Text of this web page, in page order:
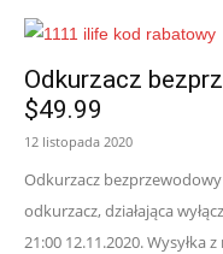
Odkurzacz
$49.99
12 listopada 2020
Odkurzacz
odkurzacz, działająca
21:00 12.11.2020. Wysyłka